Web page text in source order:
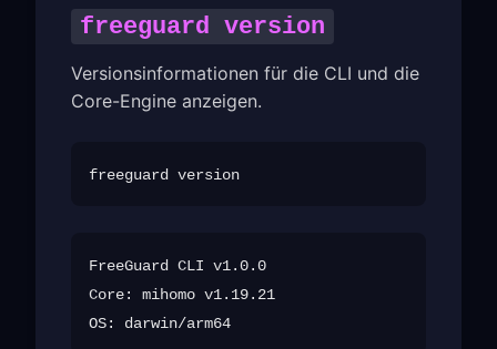
freeguard version
Versionsinformationen für die CLI und die
Core-Engine anzeigen.
FreeGuard CLI v1.0.0
Core: mihomo v1.19.21